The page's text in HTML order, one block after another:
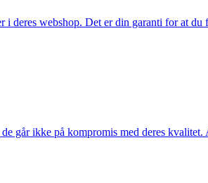
deres webshop. Det er din garanti for at
går ikke på kompromis med deres